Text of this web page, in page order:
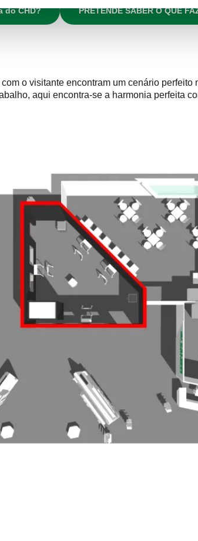
do CHD? PRETENDE SABER O QUE
o visitante encontram um cenário
aqui encontra-se a harmonia perfeita